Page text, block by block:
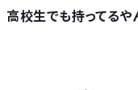
高校生でも持ってるや